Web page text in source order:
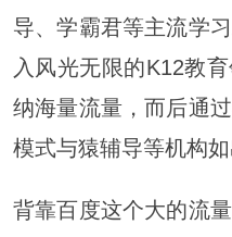
导、学霸君等主流学
入风光无限的K12教
纳海量流量，而后通
模式与猿辅导等机构如
背靠百度这个大的流